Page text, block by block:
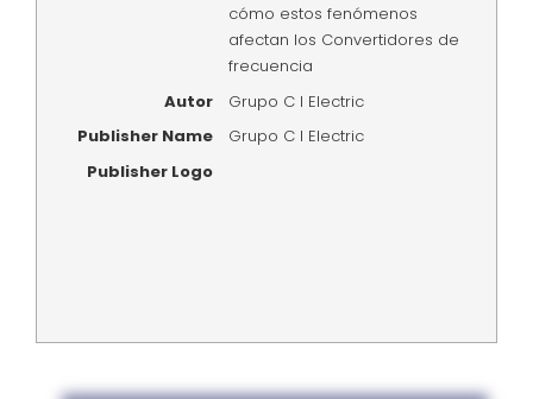
cómo estos fenómenos
afectan los Convertidores de
frecuencia
Autor
Grupo C I Electric
Publisher Name
Grupo C I Electric
Publisher Logo